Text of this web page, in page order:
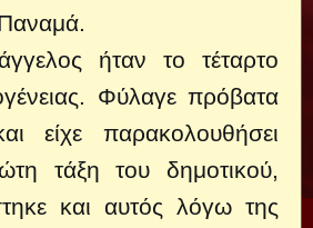
ήταν το τέταρτο
Φύλαγε πρόβατα
είχε παρακολουθήσει
τάξη του δημοτικού,
και αυτός λόγω της